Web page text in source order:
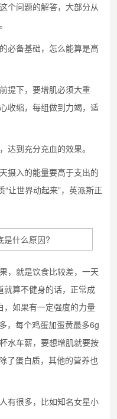
问题的解答，大部分从
备基础，怎么能算是高
下，要增肌必须大重
收缩，每组做到力竭，适
到充分充血的效果。
入的能量要高于支出的
让世界动起来”，英派斯正
就是饮食比较差，一天
就算不健身的话，正常成
，如果有一定强度的力量
，每个鸡蛋加蛋黄最多6g
水车薪，要想增肌就要按
了蛋白质，其他的营养也
很多，比如知名女星小